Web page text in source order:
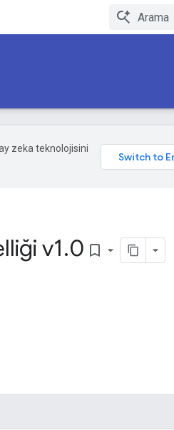
zeka teknolojisini
v1.0 bookmark_border